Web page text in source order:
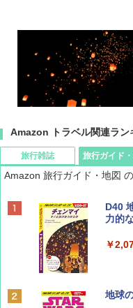
Amazon トラベル関連ラン
旅行雑誌
BE-
￥
ディ
旅行ガイド
Amazon 旅行ガイド・地図
D40
力的
￥
地球